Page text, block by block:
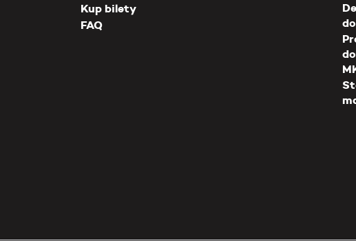
Kup bilety
FAQ